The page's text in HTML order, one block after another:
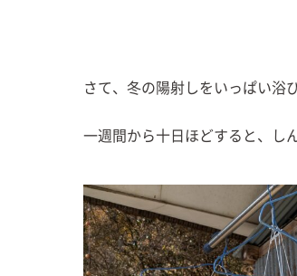
さて、冬の陽射しをいっぱい浴
一週間から十日ほどすると、し